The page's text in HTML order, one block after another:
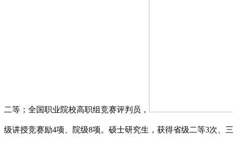
二等；全国职业院校高职组竞赛评判员，
级讲授竞赛励4项、院级8项。硕士研究生，获得省级二等3次、